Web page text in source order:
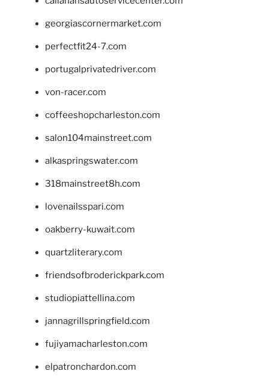
georgiascornermarket.com
perfectfit24-7.com
portugalprivatedriver.com
von-racer.com
coffeeshopcharleston.com
salon104mainstreet.com
alkaspringswater.com
318mainstreet8h.com
lovenailsspari.com
oakberry-kuwait.com
quartzliterary.com
friendsofbroderickpark.com
studiopiattellina.com
jannagrillspringfield.com
fujiyamacharleston.com
elpatronchardon.com